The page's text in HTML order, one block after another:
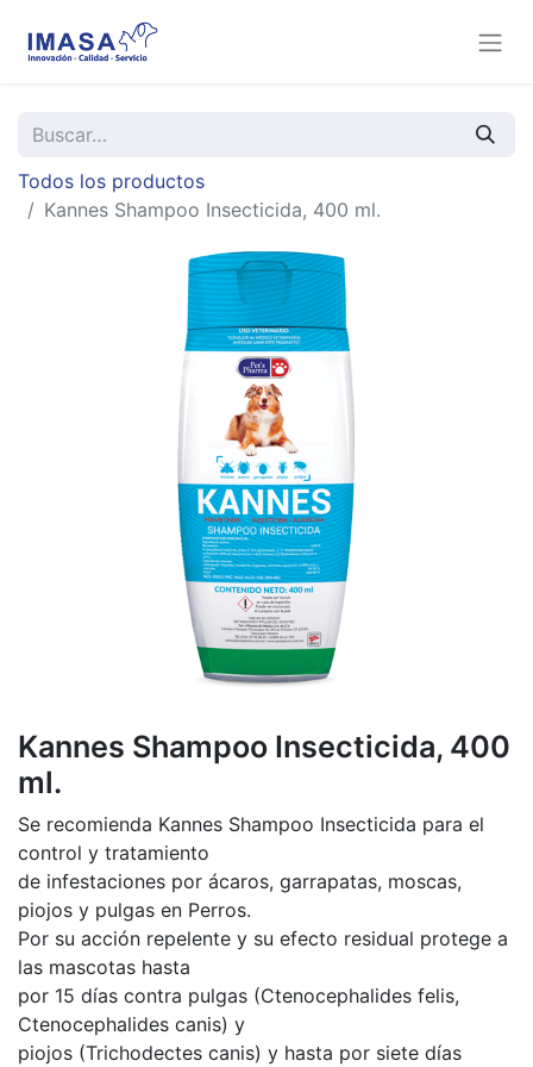
Todos los productos
Kannes Shampoo Insecticida, 400 ml.
Kannes Shampoo Insecticida, 400
ml.
Se recomienda Kannes Shampoo Insecticida para el
control y tratamiento
de infestaciones por ácaros, garrapatas, moscas,
piojos y pulgas en Perros.
Por su acción repelente y su efecto residual protege a
las mascotas hasta
por 15 días contra pulgas (Ctenocephalides felis,
Ctenocephalides canis) y
piojos (Trichodectes canis) y hasta por siete días